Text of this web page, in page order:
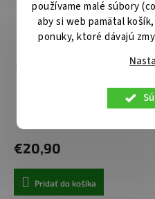
používame malé súbory
aby si web pamätal
ponuky, ktoré dávajú
Ochranné tvrdené sklo FIXED
iPhone XR/11, s lepidlom cez
€20,90
Pridať do košíka